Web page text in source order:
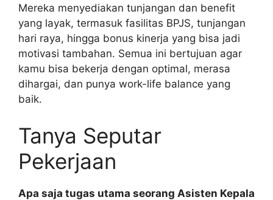
Mereka menyediakan tunjangan dan benefit
yang layak, termasuk fasilitas BPJS, tunjangan
hari raya, hingga bonus kinerja yang bisa jadi
motivasi tambahan. Semua ini bertujuan agar
kamu bisa bekerja dengan optimal, merasa
dihargai, dan punya work-life balance yang
baik.
Tanya Seputar
Pekerjaan
Apa saja tugas utama seorang Asisten Kepala